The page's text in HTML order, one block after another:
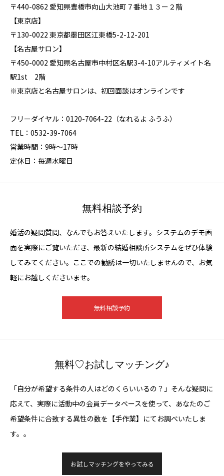
〒440-0862 愛知県豊橋市向山大池町７番地１３ー２階
【東京店】
〒130-0022 東京都墨田区江東橋5-2-12-201
【名古屋サロン】
〒450-0002 愛知県名古屋市中村区名駅3-4-10アルティメイト名
駅1st 2階
※東京店と名古屋サロンは、初回面談はオンラインです
フリーダイヤル：0120-7064-22（なれるよ ふうふ）
TEL：0532-39-7064
営業時間：9時～17時
定休日：毎週水曜日
無料相談予約
婚活の疑問質問、なんでもお答えいたします。システムのデモ画
面を実際にご覧いただき、最新の結婚相談所システムをぜひ体験
してみてください。ここでの勧誘は一切いたしませんので、お気
軽にお越しくださいませ。
無料相談予約
無料♡お試しマッチング♪
「自分が希望する条件の人はどのくらいいるの？」そんな疑問に
応えて、実際に活動中の会員データベースを使って、あなたのご
希望条件に合致する異性の数を【手作業】にてお調べいたしま
す。。
お試しマッチングをやってみる